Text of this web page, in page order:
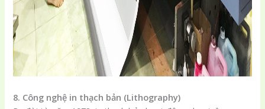
8. Công nghệ in thạch bản (Lithography)